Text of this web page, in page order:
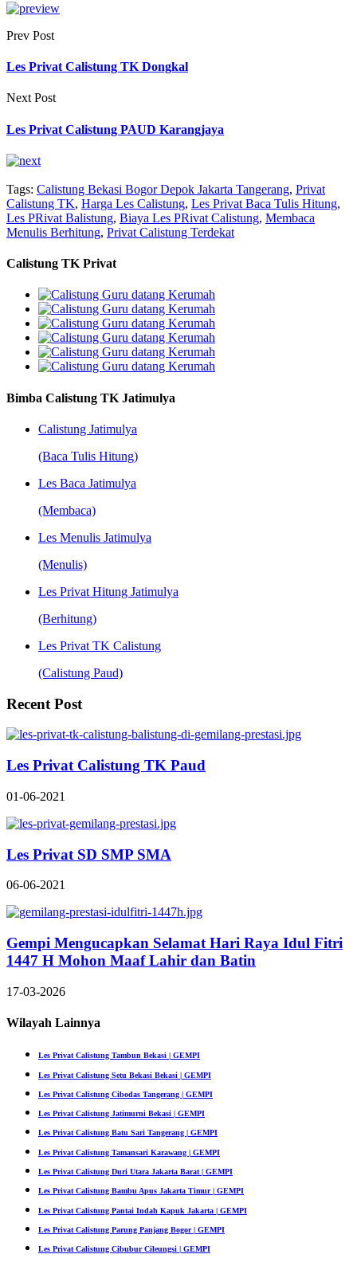
Prev Post
Les Privat Calistung TK Dongkal
Next Post
Les Privat Calistung PAUD Karangjaya
Tags: Calistung Bekasi Bogor Depok Jakarta Tangerang, Privat
Calistung TK, Harga Les Calistung, Les Privat Baca Tulis Hitung,
Les PRivat Balistung, Biaya Les PRivat Calistung, Membaca
Menulis Berhitung, Privat Calistung Terdekat
Calistung TK Privat
Bimba Calistung TK Jatimulya
Calistung Jatimulya
(Baca Tulis Hitung)
Les Baca Jatimulya
(Membaca)
Les Menulis Jatimulya
(Menulis)
Les Privat Hitung Jatimulya
(Berhitung)
Les Privat TK Calistung
(Calistung Paud)
Recent Post
Les Privat Calistung TK Paud
01-06-2021
Les Privat SD SMP SMA
06-06-2021
Gempi Mengucapkan Selamat Hari Raya Idul Fitri
1447 H Mohon Maaf Lahir dan Batin
17-03-2026
Wilayah Lainnya
Les Privat Calistung Tambun Bekasi | GEMPI
Les Privat Calistung Setu Bekasi Bekasi | GEMPI
Les Privat Calistung Cibodas Tangerang | GEMPI
Les Privat Calistung Jatimurni Bekasi | GEMPI
Les Privat Calistung Batu Sari Tangerang | GEMPI
Les Privat Calistung Tamansari Karawang | GEMPI
Les Privat Calistung Duri Utara Jakarta Barat | GEMPI
Les Privat Calistung Bambu Apus Jakarta Timur | GEMPI
Les Privat Calistung Pantai Indah Kapuk Jakarta | GEMPI
Les Privat Calistung Parung Panjang Bogor | GEMPI
Les Privat Calistung Cibubur Cileungsi | GEMPI